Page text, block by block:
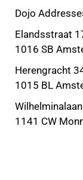
Dojo
Elandsstraat
1016 SB
Herengracht
1015 BL
1141 CW